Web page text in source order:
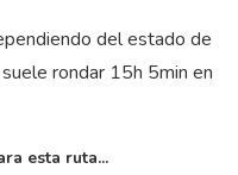
del estado de
rondar 15h 5min en
esta ruta...